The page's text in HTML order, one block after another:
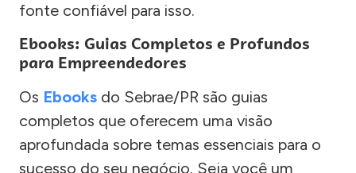
fonte confiável para isso.
Ebooks: Guias Completos e Profundos
para Empreendedores
Os Ebooks do Sebrae/PR são guias
completos que oferecem uma visão
aprofundada sobre temas essenciais para o
sucesso do seu negócio. Seja você um